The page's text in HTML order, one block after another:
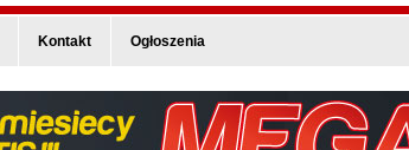
Kontakt Ogłoszenia